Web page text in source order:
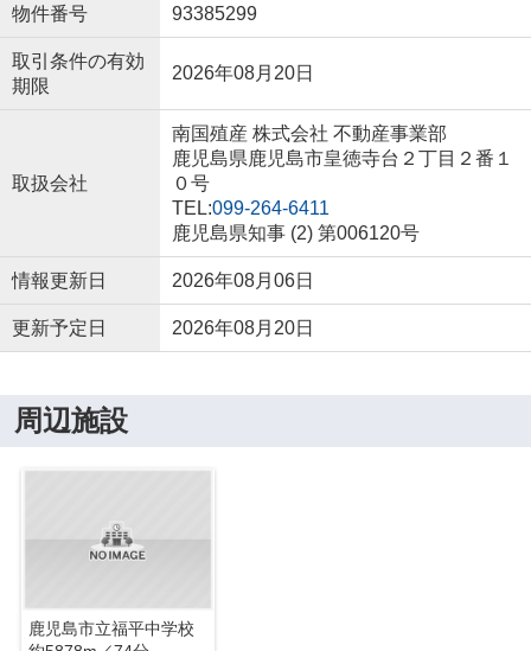
物件番号 93385299
取引条件の有効
期限
2026年08月20日
取扱会社
南国殖産 株式会社 不動産事業部
鹿児島県鹿児島市皇徳寺台２丁目２番１
０号
TEL:099-264-6411
鹿児島県知事 (2) 第006120号
情報更新日 2026年08月06日
更新予定日 2026年08月20日
周辺施設
鹿児島市立福平中学校